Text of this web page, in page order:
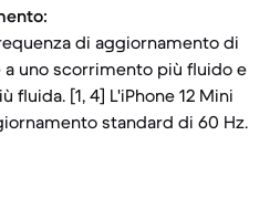
di aggiornamento di
uno scorrimento più fluido e
fluida. [1, 4] L'iPhone 12 Mini
standard di 60 Hz.